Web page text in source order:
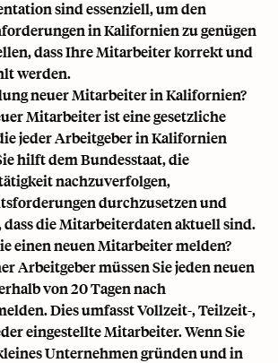
sind essenziell, um den
in Kalifornien zu genügen
dass Ihre Mitarbeiter korrekt und
werden.
neuer Mitarbeiter in Kalifornien?
Mitarbeiter ist eine gesetzliche
jeder Arbeitgeber in Kalifornien
hilft dem Bundesstaat, die
nachzuverfolgen,
durchzusetzen und
die Mitarbeiterdaten aktuell sind.
einen neuen Mitarbeiter melden?
Arbeitgeber müssen Sie jeden neuen
von 20 Tagen nach
Dies umfasst Vollzeit-, Teilzeit-,
eingestellte Mitarbeiter. Wenn Sie
Unternehmen gründen und in